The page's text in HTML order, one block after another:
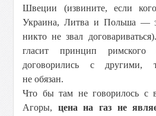
Швеции (извините, если
Украина, Литва и Польша —
никто не звал
гласит принцип
договорились с другими,
не обязан.
Что бы там не говорилось с
Агоры, цена на газ не